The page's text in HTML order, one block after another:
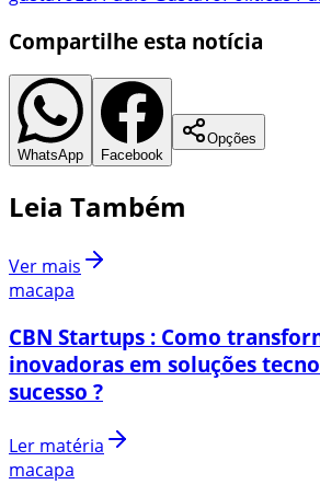
Compartilhe esta notícia
WhatsApp Facebook
Opções
Leia Também
Ver mais
macapa
CBN Startups : Como
inovadoras em soluções
sucesso ?
Ler matéria
macapa